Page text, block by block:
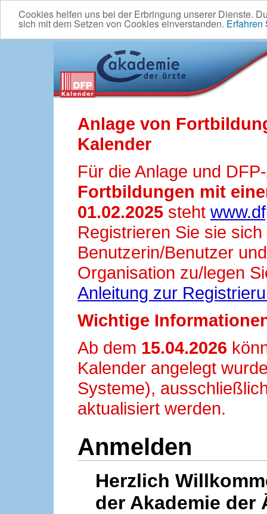
Cookies helfen uns bei der Erbringung unserer Dienste.
sich mit dem Setzen von Cookies einverstanden. Erfahren
Anlage von
Kalender
Für die Anlage und
Fortbildungen mit
01.02.2025 steht
Registrieren Sie sie
Benutzerin/Benutzer
Organisation zu/legen
Anleitung zur
Wichtige
Ab dem 15.04.2026
Kalender angelegt
Systeme),
aktualisiert werden.
Anmelden
Herzlich
der Akademie der